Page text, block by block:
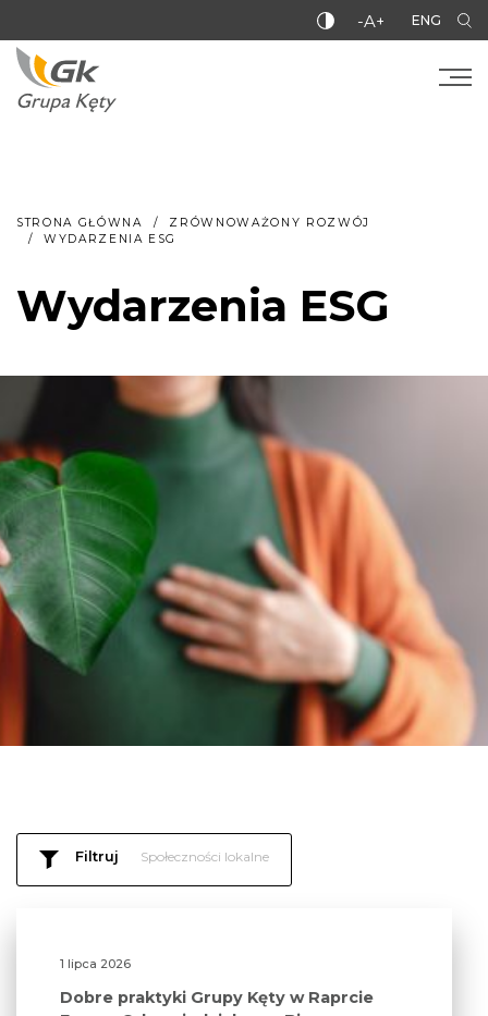
-A+ ENG
STRONA GŁÓWNA
ZRÓWNOWAŻONY ROZWÓJ
WYDARZENIA ESG
Wydarzenia ESG
Filtruj Społeczności lokalne
1 lipca 2026
Dobre praktyki Grupy Kęty w Raprcie